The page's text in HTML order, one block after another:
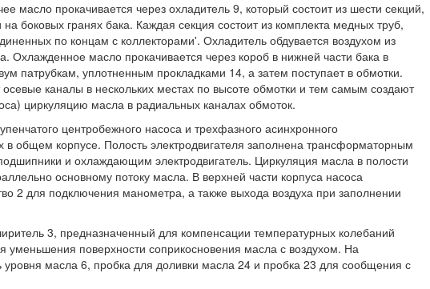
масло прокачивается через охладитель 9, который состоит из шести секций,
боковых гранях бака. Каждая секция состоит из комплекта медных труб,
по концам с коллекторами'. Охладитель обдувается воздухом из
Охлажденное масло прокачивается через короб в нижней части бака в
патрубкам, уплотненным прокладками 14, а затем поступает в обмотки.
каналы в нескольких местах по высоте обмотки и тем самым создают
циркуляцию масла в радиальных каналах обмоток.
центробежного насоса и трехфазного асинхронного
в общем корпусе. Полость электродвигателя заполнена трансформаторным
и охлаждающим электродвигатель. Циркуляция масла в полости
основному потоку масла. В верхней части корпуса насоса
2 для подключения манометра, а также выхода воздуха при заполнении
3, предназначенный для компенсации температурных колебаний
уменьшения поверхности соприкосновения масла с воздухом. На
уровня масла 6, пробка для доливки масла 24 и пробка 23 для сообщения с